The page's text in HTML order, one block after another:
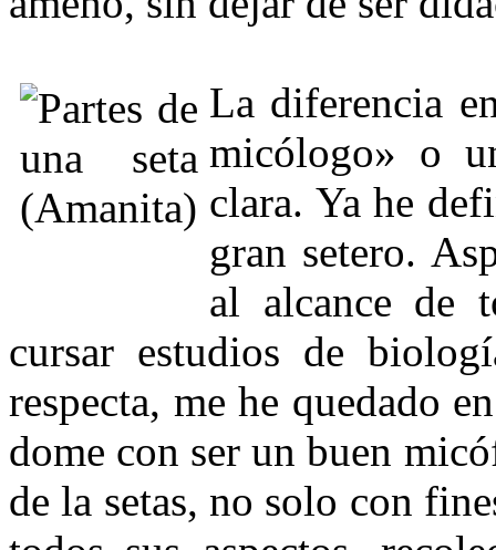
La diferencia
micólogo» o
clara. Ya he
gran se­tero.
al alcance de
cursar estudios de
respecta, me he quedado
dome con ser un buen
de la setas, no solo con